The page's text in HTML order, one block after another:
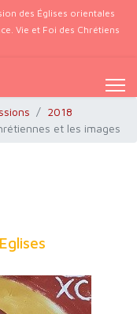
des Églises orientales
Vie et Foi des Chrétiens
2018
et les images